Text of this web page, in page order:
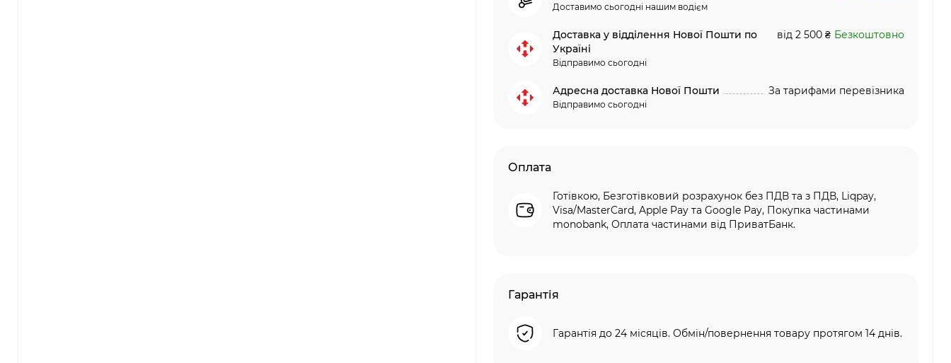
Доставимо сьогодні нашим водієм
Доставка у відділення Нової Пошти по
Україні
Відправимо сьогодні
від 2 500 ₴ Безкоштовно
Адресна доставка Нової Пошти
Відправимо сьогодні
За тарифами перевізника
Оплата
Готівкою, Безготівковий розрахунок без ПДВ та з ПДВ, Liqpay,
Visa/MasterCard, Apple Pay та Google Pay, Покупка частинами
monobank, Оплата частинами від ПриватБанк.
Гарантія
Гарантія до 24 місяців. Обмін/повернення товару протягом 14 днів.